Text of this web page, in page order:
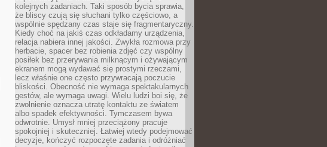
kolejnych zadaniach. Taki sposób bycia sprawia,
że bliscy czują się słuchani tylko częściowo, a
wspólnie spędzany czas staje się fragmentaryczny.
Kiedy choć na jakiś czas odkładamy urządzenia,
relacja nabiera innej jakości. Zwykła rozmowa przy
herbacie, spacer bez robienia zdjęć czy wspólny
posiłek bez przerywania milknącym i ożywającym
ekranem mogą wydawać się prostymi rzeczami,
lecz właśnie one często przywracają poczucie
bliskości. Obecność nie wymaga spektakularnych
gestów, ale wymaga uwagi. Wielu ludzi boi się, że
zwolnienie oznacza utratę kontaktu ze światem
albo spadek efektywności. Tymczasem bywa
odwrotnie. Umysł mniej przeciążony pracuje
spokojniej i skuteczniej. Łatwiej wtedy podejmować
decyzje, kończyć rozpoczęte zadania i odróżniać